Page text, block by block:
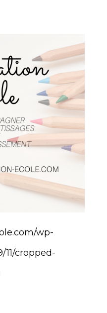
wp-
11/cropped-